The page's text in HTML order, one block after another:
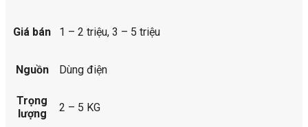
Giá bán 1 – 2 triệu, 3 – 5 triệu
Nguồn Dùng điện
Trọng
lượng
2 – 5 KG